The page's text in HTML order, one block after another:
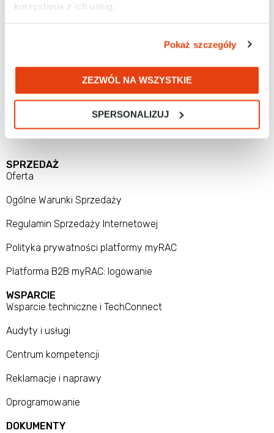
korzystania z ich usług.
Pokaż szczegóły
ZEZWÓL NA WSZYSTKIE
SPERSONALIZUJ
Tel. 32 788 77 00
RAControls Sp. z o.o.
40-519 Katowice
SPRZEDAŻ
Oferta
Ogólne Warunki Sprzedaży
Regulamin Sprzedaży Internetowej
Polityka prywatności platformy myRAC
Platforma B2B myRAC: logowanie
WSPARCIE
Wsparcie techniczne i TechConnect
Audyty i usługi
Centrum kompetencji
Reklamacje i naprawy
Oprogramowanie
DOKUMENTY